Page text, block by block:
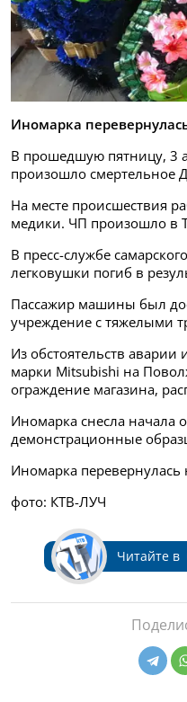
Иномарка
В прошедшую пятницу, 3
произошло смертельное
На месте происшествия
медики. ЧП произошло в
В пресс-службе
легковушки погиб в
Пассажир машины был
учреждение с тяжелыми
Из обстоятельств аварии
марки Mitsubishi на
ограждение магазина,
Иномарка снесла начала
демонстрационные
Иномарка перевернулась
фото: КТВ-ЛУЧ
Читайте в